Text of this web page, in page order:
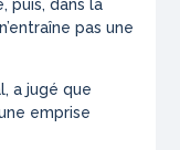
puis, dans la
pas une
a jugé que
emprise